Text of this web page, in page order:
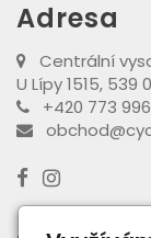
Adresa
Centrální
U Lípy 1515, 539
+420 773